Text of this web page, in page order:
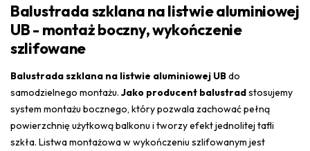
Balustrada szklana na listwie aluminiowej
UB - montaż boczny, wykończenie
szlifowane
Balustrada szklana na listwie aluminiowej UBdo
samodzielnego montażu. Jako producent balustradstosujemy
system montażu bocznego, który pozwala zachować pełną
powierzchnię użytkową balkonu i tworzy efekt jednolitej tafli
szkła. Listwa montażowa w wykończeniu szlifowanym jest